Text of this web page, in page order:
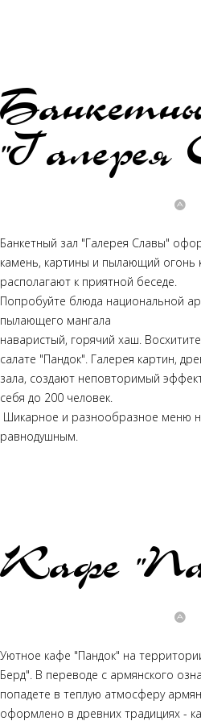
"Галерея
Банкетный зал "Галерея Славы"
камень, картины и пылающий огонь
располагают к приятной беседе.
Попробуйте блюда национальной
пылающего мангала
наваристый, горячий хаш.
салате "Пандок". Галерея картин,
зала, создают неповторимый
себя до 200 человек.
Шикарное и разнообразное меню
равнодушным.
Кафе
Уютное кафе "Пандок" на
Берд". В переводе с армянского
попадете в теплую атмосферу
оформлено в древних традициях -